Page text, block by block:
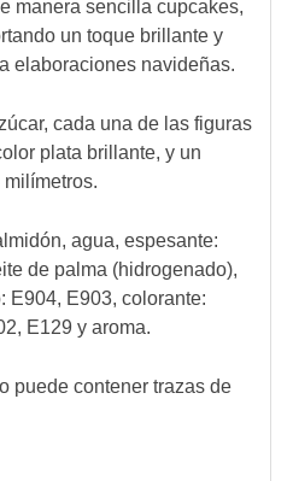
manera sencilla cupcakes,
un toque brillante y
elaboraciones navideñas.
cada una de las figuras
plata brillante, y un
agua, espesante:
de palma (hidrogenado),
E904, E903, colorante:
E129 y aroma.
puede contener trazas de